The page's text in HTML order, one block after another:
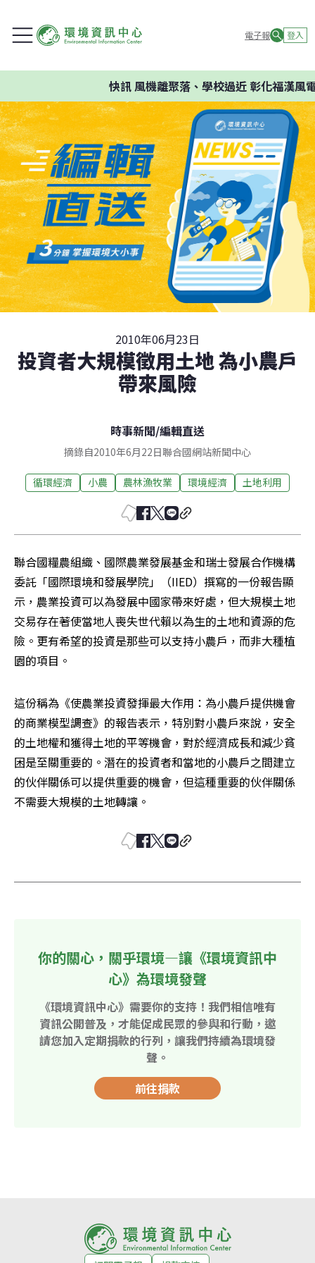
電子報 登入
快訊風機離聚落、學校過近 彰化福漢風電
2010年06月23日
投資者大規模徵用土地 為小農戶
帶來風險
時事新聞/編輯直送
摘錄自2010年6月22日聯合國網站新聞中心
循環經濟 小農 農林漁牧業 環境經濟 土地利用
聯合國糧農組織、國際農業發展基金和瑞士發展合作機構
委託「國際環境和發展學院」（IIED）撰寫的一份報告顯
示，農業投資可以為發展中國家帶來好處，但大規模土地
交易存在著使當地人喪失世代賴以為生的土地和資源的危
險。更有希望的投資是那些可以支持小農戶，而非大種植
園的項目。
這份稱為《使農業投資發揮最大作用：為小農戶提供機會
的商業模型調查》的報告表示，特別對小農戶來說，安全
的土地權和獲得土地的平等機會，對於經濟成長和減少貧
困是至關重要的。潛在的投資者和當地的小農戶之間建立
的伙伴關係可以提供重要的機會，但這種重要的伙伴關係
不需要大規模的土地轉讓。
你的關心，關乎環境—讓《環境資訊中
心》為環境發聲
《環境資訊中心》需要你的支持！我們相信唯有
資訊公開普及，才能促成民眾的參與和行動，邀
請您加入定期捐款的行列，讓我們持續為環境發
聲。
前往捐款